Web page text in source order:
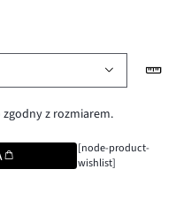
z rozmiarem.
[node-product-
wishlist]